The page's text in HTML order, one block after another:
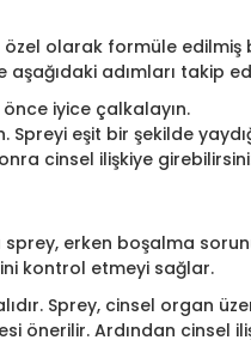
olarak formüle
adımları takip
iyice çalkalayın.
eşit bir şekilde
cinsel ilişkiye
sprey, erken boşalma
kontrol etmeyi sağlar.
Sprey, cinsel organ
önerilir. Ardından cinsel